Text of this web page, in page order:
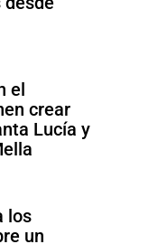
el
crear
Lucía y
los
un